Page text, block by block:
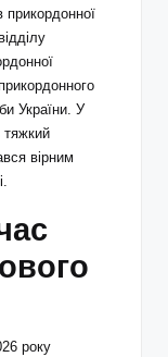
прикордонної
України. У
тяжкий
вірним
року